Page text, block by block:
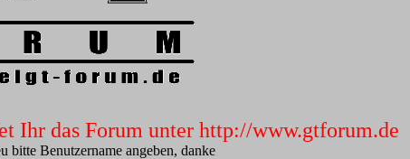
Ihr das Forum unter http://www.gtforum.de
bitte Benutzername angeben, danke